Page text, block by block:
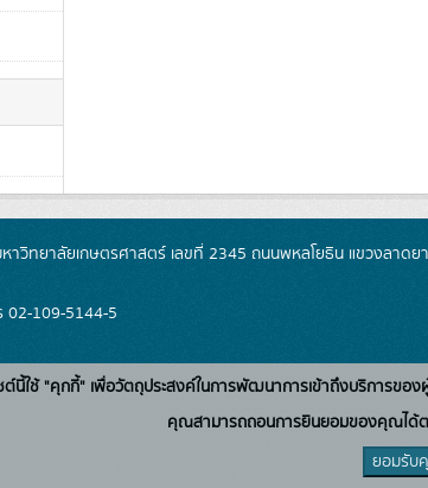
าวิทยาลัยเกษตรศาสตร์ เลขที่ 2345 ถนนพหลโยธิน แขวงลาดย
02-109-5144-5
ซต์นี้ใช้ "คุกกี้" เพื่อวัตถุประสงค์ในการพัฒนาการเข้าถึงบริการข
คุณสามารถถอนการยินยอมของคุณได้
ยอมรับ